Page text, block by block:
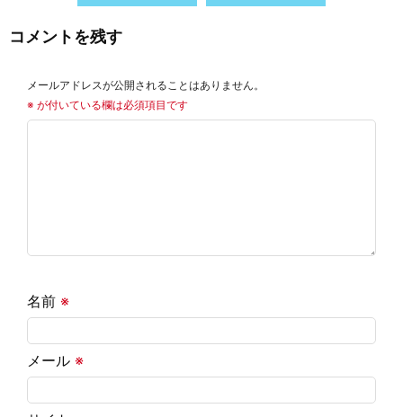
コメントを残す
メールアドレスが公開されることはありません。
※ が付いている欄は必須項目です
名前 ※
メール ※